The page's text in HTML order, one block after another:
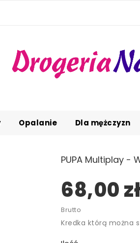
Opalanie Dla mężczyzn
PUPA Multiplay -
68,00
Brutto
Kredka którą można